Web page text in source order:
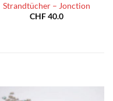
Strandtücher – Jonction
CHF40.0